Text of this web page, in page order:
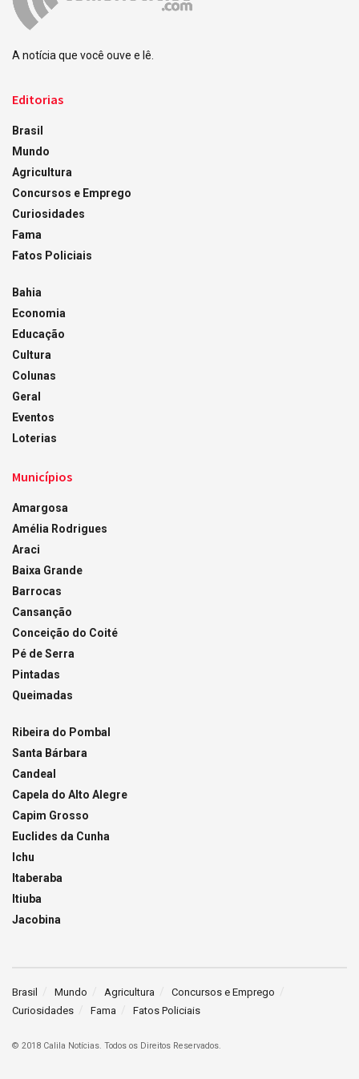
A notícia que você ouve e lê.
Editorias
Brasil
Mundo
Agricultura
Concursos e Emprego
Curiosidades
Fama
Fatos Policiais
Bahia
Economia
Educação
Cultura
Colunas
Geral
Eventos
Loterias
Municípios
Amargosa
Amélia Rodrigues
Araci
Baixa Grande
Barrocas
Cansanção
Conceição do Coité
Pé de Serra
Pintadas
Queimadas
Ribeira do Pombal
Santa Bárbara
Candeal
Capela do Alto Alegre
Capim Grosso
Euclides da Cunha
Ichu
Itaberaba
Itiuba
Jacobina
Brasil Mundo Agricultura
Concursos e Emprego
Curiosidades
Fama Fatos Policiais
© 2018 Calila Notícias. Todos os Direitos Reservados.